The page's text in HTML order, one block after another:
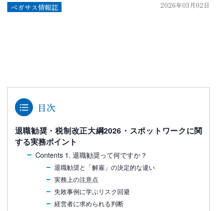
ペガサス情報誌 2026年03月02日
目次
退職勧奨・税制改正大綱2026・スポットワークに関
する実務ポイント
Contents 1. 退職勧奨って何ですか？
退職勧奨と「解雇」の決定的な違い
実務上の注意点
失敗事例に学ぶリスク回避
経営者に求められる判断